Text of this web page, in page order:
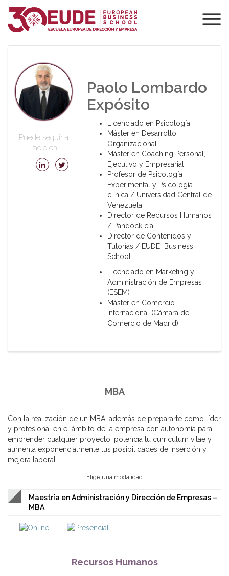
PROFESORADO DE
EUDE
Puede seguir a
Paolo en:
Paolo Lombardo
Expósito
Licenciado en Psicología
Máster en Desarrollo
Organizacional
Máster en Coaching Personal,
Ejecutivo y Empresarial
Profesor de Psicología
Experimental y Psicología
clínica / Universidad Central de
Venezuela
Director de Recursos Humanos
/ Pandock c.a.
Director de Contenidos y
Tutorías / EUDE Business
School
Licenciado en Marketing y
Administración de Empresas
(ESEM)
Máster en Comercio
Internacional (Cámara de
Comercio de Madrid)
MBA
Con la realización de un MBA, además de prepararte como líder
y profesional en el ámbito de la empresa con autonomía para
emprender cualquier proyecto, potencia tu currículum vitae y
aumenta exponencialmente tus posibilidades de inserción y
mejora laboral.
Elige una modalidad
Maestría en Administración y Dirección de Empresas –
MBA
Recursos Humanos